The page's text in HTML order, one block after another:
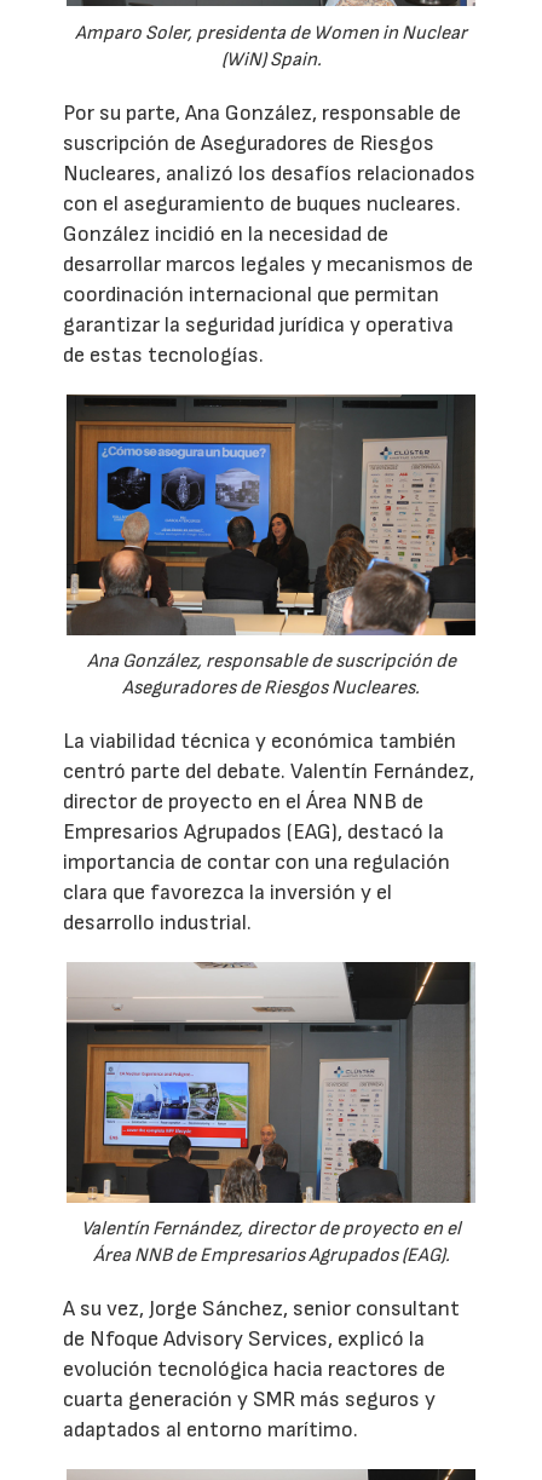
Amparo Soler, presidenta de Women in Nuclear
(WiN) Spain.
Por su parte, Ana González, responsable de
suscripción de Aseguradores de Riesgos
Nucleares, analizó los desafíos relacionados
con el aseguramiento de buques nucleares.
González incidió en la necesidad de
desarrollar marcos legales y mecanismos de
coordinación internacional que permitan
garantizar la seguridad jurídica y operativa
de estas tecnologías.
Ana González, responsable de suscripción de
Aseguradores de Riesgos Nucleares.
La viabilidad técnica y económica también
centró parte del debate. Valentín Fernández,
director de proyecto en el Área NNB de
Empresarios Agrupados (EAG), destacó la
importancia de contar con una regulación
clara que favorezca la inversión y el
desarrollo industrial.
Valentín Fernández, director de proyecto en el
Área NNB de Empresarios Agrupados (EAG).
A su vez, Jorge Sánchez, senior consultant
de Nfoque Advisory Services, explicó la
evolución tecnológica hacia reactores de
cuarta generación y SMR más seguros y
adaptados al entorno marítimo.